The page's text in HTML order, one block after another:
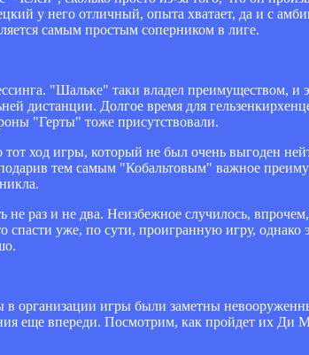
у него отличный, опыта хватает, да и с
самым простым соперником в лиге.
"Шальке" таки владел преимуществом, и
дистанции. Долгое время для
"Герты" тоже присутствовали.
ход игры, который не был очень выгоден
тем самым "Кобальтовым" важное
не раз и не два. Неизбежное случилось,
спасти уже, по сути, проигранную игру, однако
организации игры были заметны
еще впереди. Посмотрим, как пройдет их Ди